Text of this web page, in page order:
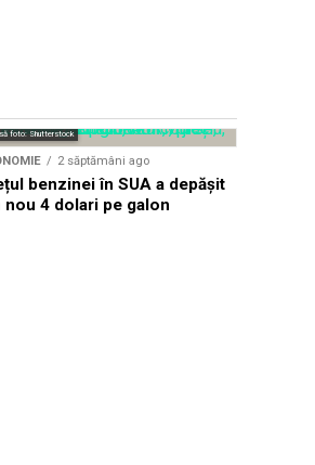
foto: Shutterstock
2 săptămâni ago
benzinei în SUA a depășit
nou 4 dolari pe galon